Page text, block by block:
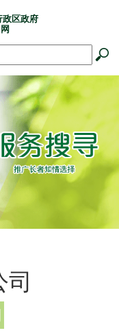
政区政府